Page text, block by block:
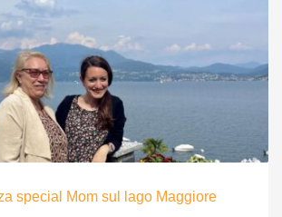
special Mom sul lago Maggiore